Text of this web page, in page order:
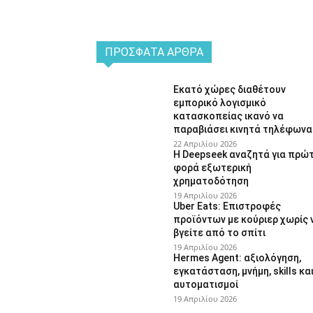
ΠΡΌΣΦΑΤΑ ΆΡΘΡΑ
Εκατό χώρες διαθέτουν
εμπορικό λογισμικό
κατασκοπείας ικανό να
παραβιάσει κινητά τηλέφωνα
22 Απριλίου 2026
Η Deepseek αναζητά για
φορά εξωτερική
χρηματοδότηση
19 Απριλίου 2026
Uber Eats: Επιστροφές
προϊόντων με κούριερ χωρίς
βγείτε από το σπίτι
19 Απριλίου 2026
Hermes Agent: αξιολόγηση,
εγκατάσταση, μνήμη, skills και
αυτοματισμοί
19 Απριλίου 2026